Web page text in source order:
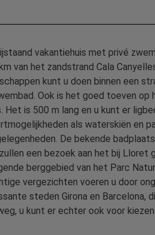
vakantiehuis met privé
van het zandstrand Cala
kunt u doen binnen een
Ook is het goed toeven
Het is 500 m lang en u kunt er
als waterskiën en
De bekende
een bezoek aan het bij
berggebied van het Parc
vergezichten voeren u door
steden Girona en Barcelona,
u kunt er echter ook voor